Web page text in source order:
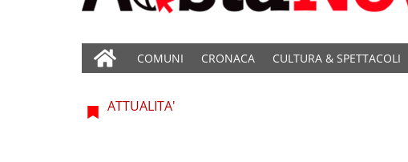
COMUNI CRONACA CULTURA & SPETTACOLI
ATTUALITA'